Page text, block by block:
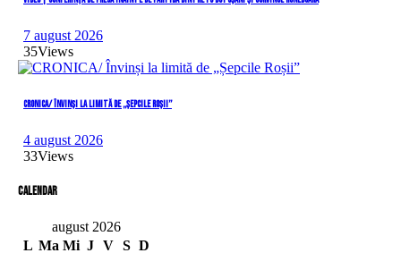
7 august 2026
35Views
CRONICA/ Învinși la limită de „Șepcile Roșii”
4 august 2026
33Views
Calendar
august 2026
L Ma Mi J V S D